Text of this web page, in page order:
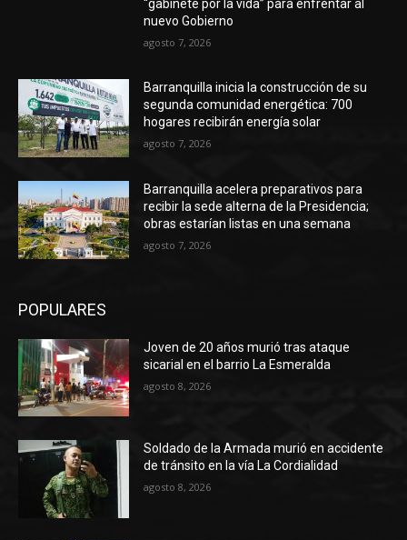
“gabinete por la vida” para enfrentar al
nuevo Gobierno
agosto 7, 2026
Barranquilla inicia la construcción de su
segunda comunidad energética: 700
hogares recibirán energía solar
agosto 7, 2026
Barranquilla acelera preparativos para
recibir la sede alterna de la Presidencia;
obras estarían listas en una semana
agosto 7, 2026
POPULARES
Joven de 20 años murió tras ataque
sicarial en el barrio La Esmeralda
agosto 8, 2026
Soldado de la Armada murió en accidente
de tránsito en la vía La Cordialidad
agosto 8, 2026